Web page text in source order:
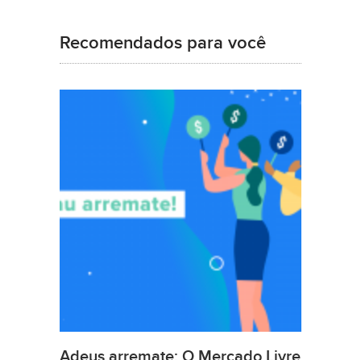
Recomendados para você